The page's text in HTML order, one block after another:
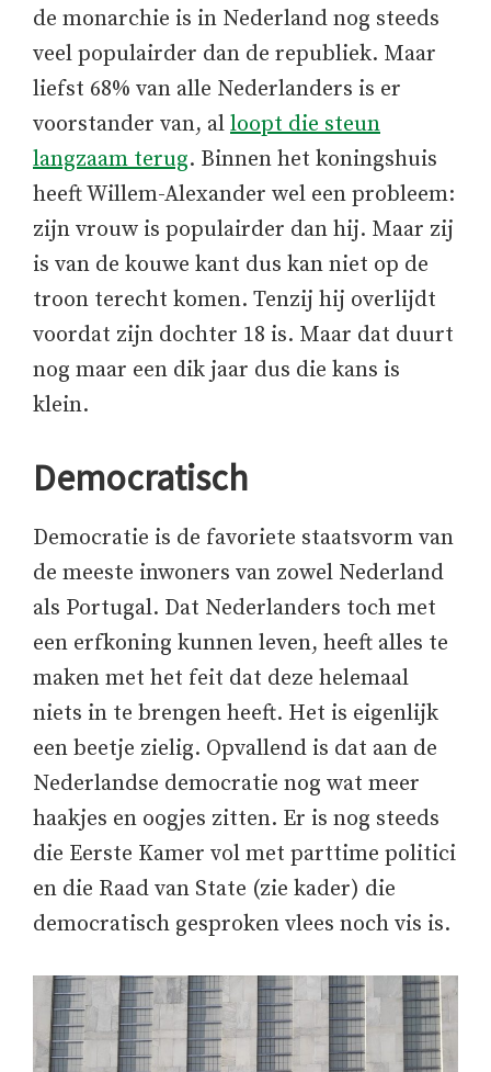
de monarchie is in Nederland nog steeds
veel populairder dan de republiek. Maar
liefst 68% van alle Nederlanders is er
voorstander van, al loopt die steun
langzaam terug. Binnen het koningshuis
heeft Willem-Alexander wel een probleem:
zijn vrouw is populairder dan hij. Maar zij
is van de kouwe kant dus kan niet op de
troon terecht komen. Tenzij hij overlijdt
voordat zijn dochter 18 is. Maar dat duurt
nog maar een dik jaar dus die kans is
klein.
Democratisch
Democratie is de favoriete staatsvorm van
de meeste inwoners van zowel Nederland
als Portugal. Dat Nederlanders toch met
een erfkoning kunnen leven, heeft alles te
maken met het feit dat deze helemaal
niets in te brengen heeft. Het is eigenlijk
een beetje zielig. Opvallend is dat aan de
Nederlandse democratie nog wat meer
haakjes en oogjes zitten. Er is nog steeds
die Eerste Kamer vol met parttime politici
en die Raad van State (zie kader) die
democratisch gesproken vlees noch vis is.